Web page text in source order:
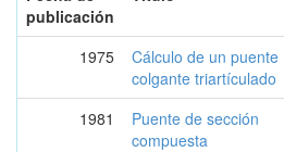
publicación
1975
Cálculo de un puente
colgante triartículado
1981
Puente de sección
compuesta